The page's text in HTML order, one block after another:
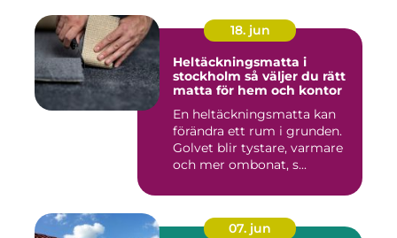
18. jun
Heltäckningsmatta i
stockholm så väljer du rätt
matta för hem och kontor
En heltäckningsmatta kan
förändra ett rum i grunden.
Golvet blir tystare, varmare
och mer ombonat, s...
07. jun